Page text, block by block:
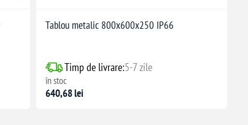
Tablou metalic 800x600x250 IP66
Timp de livrare:5-7 zile
în stoc
640,68 lei